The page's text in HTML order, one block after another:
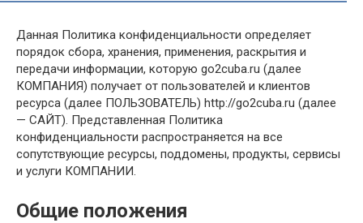
Данная Политика конфиденциальности определяет
порядок сбора, хранения, применения, раскрытия и
передачи информации, которую go2cuba.ru (далее
КОМПАНИЯ) получает от пользователей и клиентов
ресурса (далее ПОЛЬЗОВАТЕЛЬ) http://go2cuba.ru (далее
— САЙТ). Представленная Политика
конфиденциальности распространяется на все
сопутствующие ресурсы, поддомены, продукты, сервисы
и услуги КОМПАНИИ.
Общие положения